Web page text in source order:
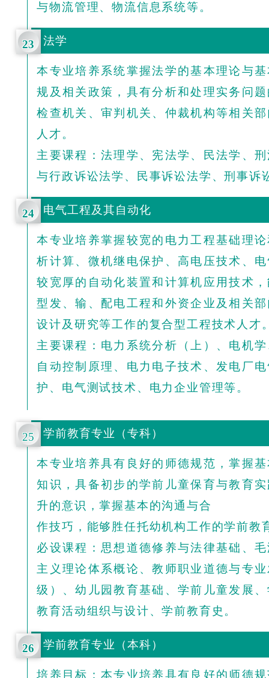
与物流管理、物流信息系统等。
23 法学
本专业培养系统掌握法学的基本理论与
规及相关政策，具有分析和处理实务问
检查机关、审判机关、仲裁机构等相关
人才。
主要课程：法理学、宪法学、民法学、
与行政诉讼法学、民事诉讼法学、刑事诉
24 电气工程及其自动化
本专业培养掌握较宽的电力工程基础理
析计算、微机继电保护、高电压技术、
较宽厚的自动化装置和计算机应用技术
型发、输、配电工程和外资企业及相关
设计及研究等工作的复合型工程技术人才
主要课程：电力系统分析（上）、电机
自动控制原理、电力电子技术、发电厂
护、电气测试技术、电力企业管理等。
25 学前教育专业（专科）
本专业培养具有良好的师德规范，掌握
知识，具备初步的学前儿童保育与教育
升的意识，掌握基本的沟通与合
作技巧，能够胜任托幼机构工作的学前教
必设课程：思想道德修养与法律基础、
主义理论体系概论、教师职业道德与专
级）、幼儿园教育基础、学前儿童发展
教育活动组织与设计、学前教育史。
26 学前教育专业（本科）
培养目标：本专业培养具有良好的师德